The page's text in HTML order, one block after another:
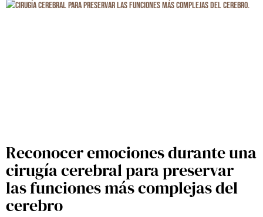
Reconocer emociones durante una
cirugía cerebral para preservar
las funciones más complejas del
cerebro